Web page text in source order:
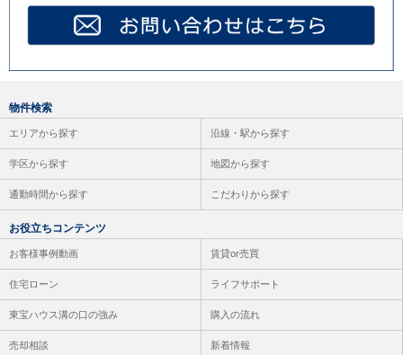
物件検索
エリアから探す 沿線・駅から探す
学区から探す 地図から探す
通勤時間から探す こだわりから探す
お役立ちコンテンツ
お客様事例動画 賃貸or売買
住宅ローン ライフサポート
東宝ハウス溝の口の強み 購入の流れ
売却相談 新着情報